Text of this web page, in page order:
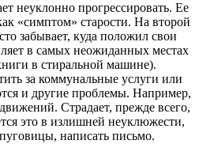
неуклонно прогрессировать. Ее
«симптом» старости. На второй
забывает, куда положил свои
в самых неожиданных местах
в стиральной машине).
за коммунальные услуги или
и другие проблемы. Например,
Страдает, прежде всего,
это в излишней неуклюжести,
написать письмо.